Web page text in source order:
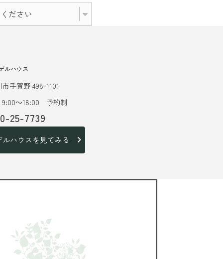
ルハウス
手賀野 498-1101
9:00～18:00 予約制
25-7739
ルハウスを見てみる